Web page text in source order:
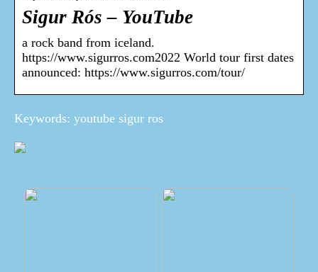
Sigur Rós – YouTube
a rock band from iceland.
https://www.sigurros.com2022 World tour first dates
announced: https://www.sigurros.com/tour/
Keywords: youtube sigur ros